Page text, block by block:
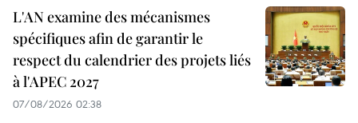
L'AN examine des mécanismes
spécifiques afin de garantir le
respect du calendrier des projets liés
à l'APEC 2027
07/08/2026 02:38